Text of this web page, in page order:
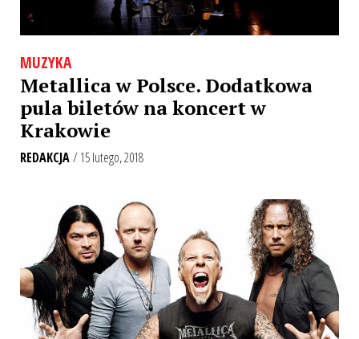
MUZYKA
Metallica w Polsce. Dodatkowa
pula biletów na koncert w
Krakowie
REDAKCJA/ 15 lutego, 2018